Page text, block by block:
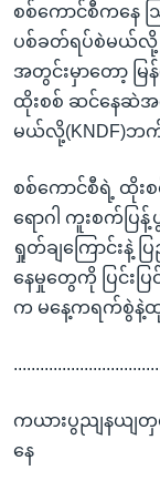
စစ်ကောင်စီကန
ပစ်ခတ်ရပ်စဲမယ်လို့
အတွင်းမှာတော့ မ
ထိုးစစ် ဆင်နေဆဲအ
မယ်လို့(KNDF)ဘ
စစ်ကောင်စီရဲ့ ထိုး
ရောဂါ ကူးစက်ပ
ရှုတ်ချကြောင်းနဲ့
နေမှုတွေကို ပြင်း
က မနေ့ကရက်စွဲနဲ့ထု
ကယားပွညျနယျတှင
နေ